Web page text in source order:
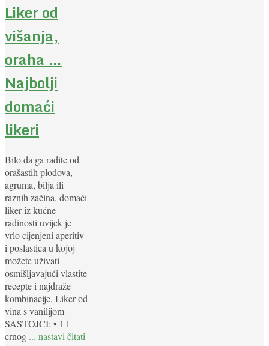
Liker od
višanja,
oraha …
Najbolji
domaći
likeri
Bilo da ga radite od
orašastih plodova,
agruma, bilja ili
raznih začina, domaći
liker iz kućne
radinosti uvijek je
vrlo cijenjeni aperitiv
i poslastica u kojoj
možete uživati
osmišljavajući vlastite
recepte i najdraže
kombinacije. Liker od
vina s vanilijom
SASTOJCI: • 1 l
crnog ... nastavi čitati